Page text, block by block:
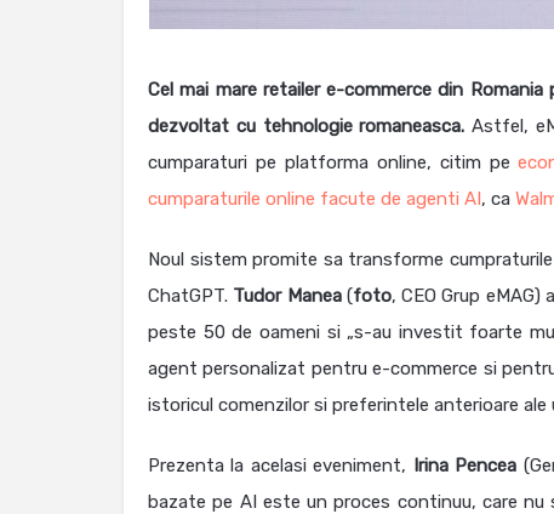
Cel mai mare retailer e-commerce din
dezvoltat cu tehnologie romaneasca. Astfel,
cumparaturi pe platforma online, citim pe
cumparaturile online facute de agenti AI, ca
Noul sistem promite sa transforme
ChatGPT. Tudor Manea(foto, CEO Grup
peste 50 de oameni si „s-au investit foarte
agent personalizat pentru e-commerce si
istoricul comenzilor si preferintele anterioare ale
Prezenta la acelasi eveniment, Irina Pencea
bazate pe AI este un proces continuu, care nu